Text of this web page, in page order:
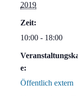
2019
Zeit:
10:00 - 18:00
e:
Öffentlich extern